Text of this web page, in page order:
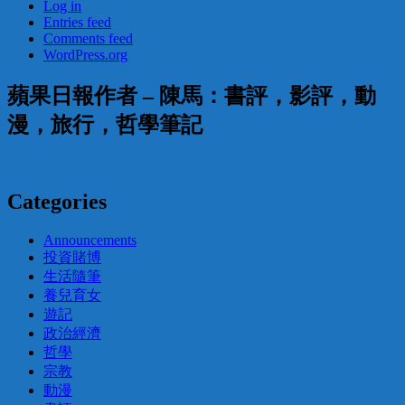
Log in
Entries feed
Comments feed
WordPress.org
蘋果日報作者 – 陳馬：書評，影評，動
漫，旅行，哲學筆記
Categories
Announcements
投資賭博
生活隨筆
養兒育女
遊記
政治經濟
哲學
宗教
動漫